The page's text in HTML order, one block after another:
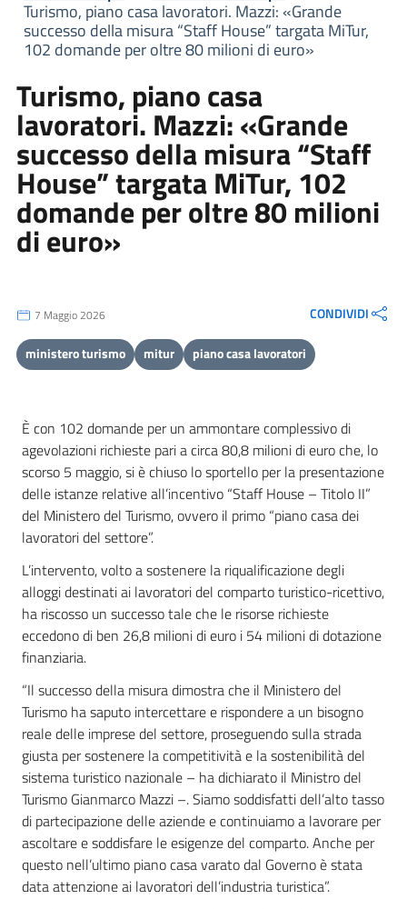
Turismo, piano casa lavoratori. Mazzi: «Grande
successo della misura “Staff House” targata MiTur,
102 domande per oltre 80 milioni di euro»
Turismo, piano casa
lavoratori. Mazzi: «Grande
successo della misura “Staff
House” targata MiTur, 102
domande per oltre 80 milioni
di euro»
7 Maggio 2026 CONDIVIDI
ministero turismo mitur piano casa lavoratori
È con 102 domande per un ammontare complessivo di
agevolazioni richieste pari a circa 80,8 milioni di euro che, lo
scorso 5 maggio, si è chiuso lo sportello per la presentazione
delle istanze relative all’incentivo “Staff House – Titolo II”
del Ministero del Turismo, ovvero il primo “piano casa dei
lavoratori del settore”.
L’intervento, volto a sostenere la riqualificazione degli
alloggi destinati ai lavoratori del comparto turistico-ricettivo,
ha riscosso un successo tale che le risorse richieste
eccedono di ben 26,8 milioni di euro i 54 milioni di dotazione
finanziaria.
“Il successo della misura dimostra che il Ministero del
Turismo ha saputo intercettare e rispondere a un bisogno
reale delle imprese del settore, proseguendo sulla strada
giusta per sostenere la competitività e la sostenibilità del
sistema turistico nazionale – ha dichiarato il Ministro del
Turismo Gianmarco Mazzi –. Siamo soddisfatti dell’alto tasso
di partecipazione delle aziende e continuiamo a lavorare per
ascoltare e soddisfare le esigenze del comparto. Anche per
questo nell’ultimo piano casa varato dal Governo è stata
data attenzione ai lavoratori dell’industria turistica”.